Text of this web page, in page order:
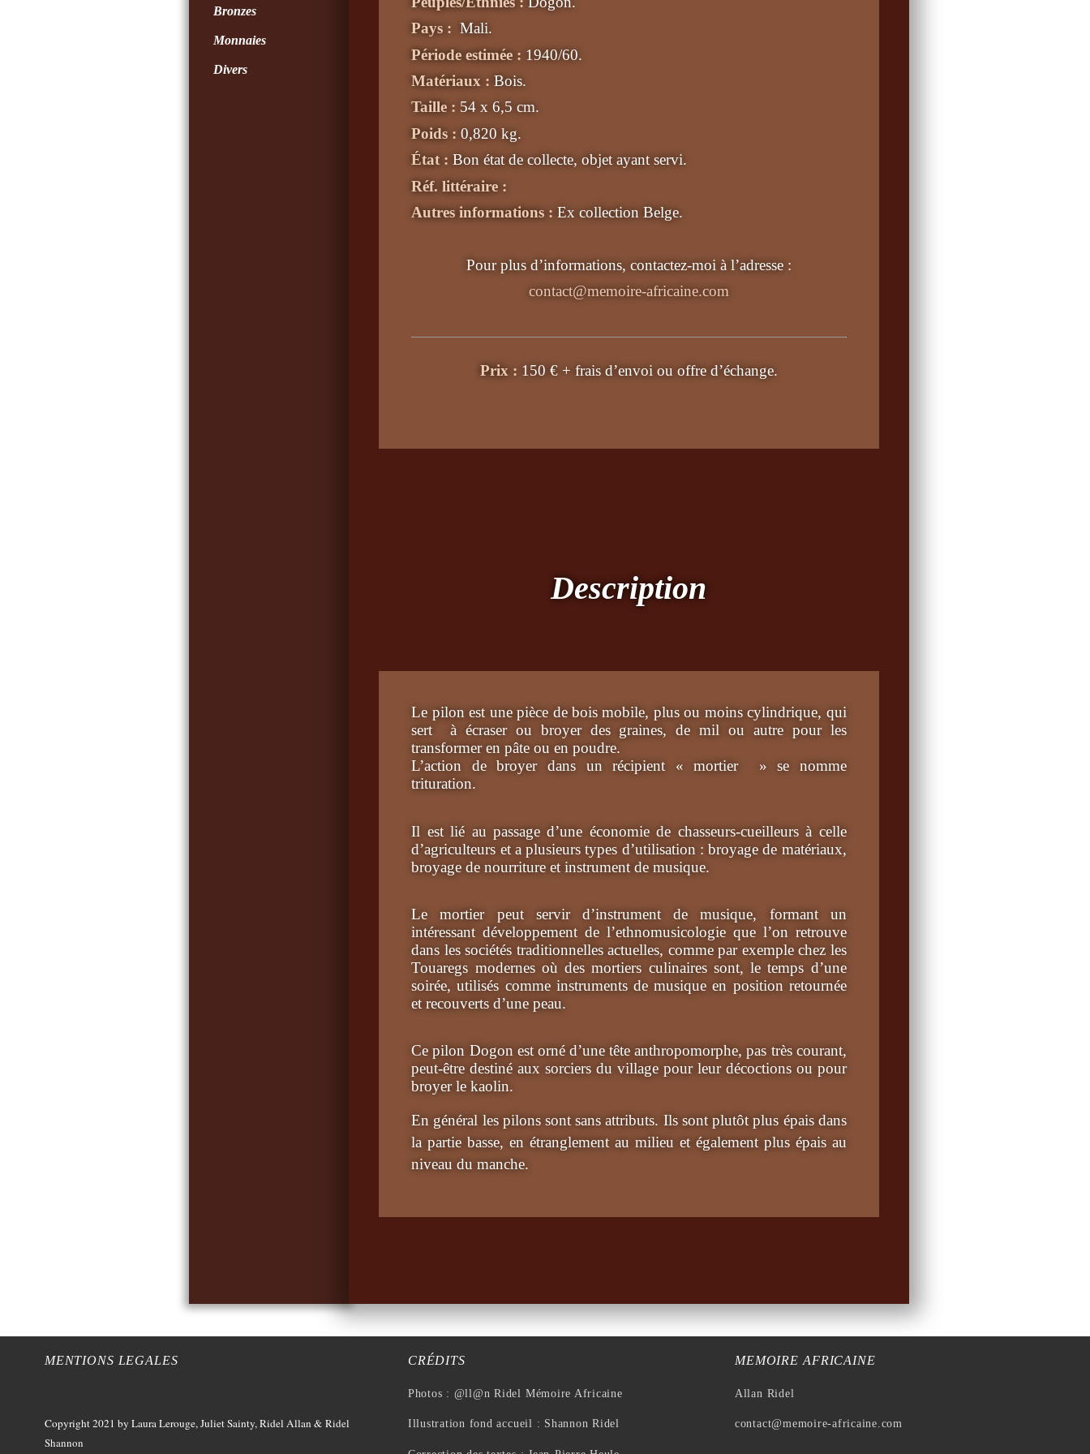
Bronzes
Monnaies
Divers
Pays : Mali.
Période estimée : 1940/60.
Matériaux : Bois.
Taille : 54 x 6,5 cm.
Poids : 0,820 kg.
État : Bon état de collecte, objet ayant servi.
Réf. littéraire :
Autres informations : Ex collection Belge.
Pour plus d’informations, contactez-moi à l’adresse :
contact@memoire-africaine.com
Prix : 150 € + frais d’envoi ou offre d’échange.
Description
Le pilon est une pièce de bois mobile, plus ou moins cylindrique, qui
sert à écraser ou broyer des graines, de mil ou autre pour les
transformer en pâte ou en poudre.
L’action de broyer dans un récipient « mortier » se nomme
trituration.
Il est lié au passage d’une économie de chasseurs-cueilleurs à celle
d’agriculteurs et a plusieurs types d’utilisation : broyage de matériaux,
broyage de nourriture et instrument de musique.
Le mortier peut servir d’instrument de musique, formant un
intéressant développement de l’ethnomusicologie que l’on retrouve
dans les sociétés traditionnelles actuelles, comme par exemple chez les
Touaregs modernes où des mortiers culinaires sont, le temps d’une
soirée, utilisés comme instruments de musique en position retournée
et recouverts d’une peau.
Ce pilon Dogon est orné d’une tête anthropomorphe, pas très courant,
peut-être destiné aux sorciers du village pour leur décoctions ou pour
broyer le kaolin.
En général les pilons sont sans attributs. Ils sont plutôt plus épais dans
la partie basse, en étranglement au milieu et également plus épais au
niveau du manche.
MENTIONS LEGALES
Copyright 2021 by Laura Lerouge, Juliet Sainty, Ridel Allan & Ridel
Shannon
CRÉDITS
Photos : @ll@n Ridel Mémoire Africaine
Illustration fond accueil : Shannon Ridel
MEMOIRE AFRICAINE
Allan Ridel
contact@memoire-africaine.com